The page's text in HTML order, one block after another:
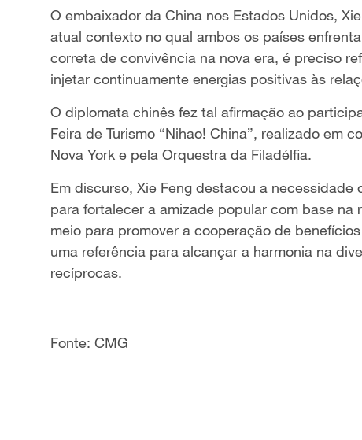
O embaixador da China nos Estados Unidos,
atual contexto no qual ambos os países
correta de convivência na nova era, é preciso
injetar continuamente energias positivas às
O diplomata chinês fez tal afirmação ao
Feira de Turismo “Nihao! China”, realizado em
Nova York e pela Orquestra da Filadélfia.
Em discurso, Xie Feng destacou a
para fortalecer a amizade popular com base
meio para promover a cooperação de
uma referência para alcançar a harmonia na
recíprocas.
Fonte: CMG